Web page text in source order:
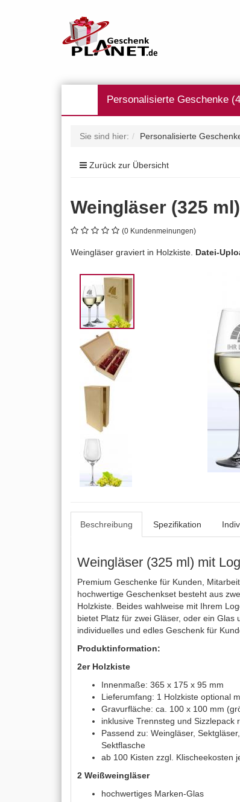
Personalisierte Geschenke
Sie sind hier: Personalisierte
Zurück zur Übersicht
Weingläser (325
(0 Kundenmeinungen)
Weingläser graviert in Holzkiste. Datei-
Beschreibung Spezifikation
Weingläser (325 ml) mit
Premium Geschenke für Kunden,
hochwertige Geschenkset besteht aus
Holzkiste. Beides wahlweise mit Ihrem
bietet Platz für zwei Gläser, oder ein Glas
individuelles und edles Geschenk für
Produktinformation:
2er Holzkiste
Innenmaße: 365 x 175 x 95 mm
Lieferumfang: 1 Holzkiste optional
Gravurfläche: ca. 100 x 100 mm
inklusive Trennsteg und Sizzlepack
Passend zu: Weingläser,
Sektflasche
ab 100 Kisten zzgl. Klischeekosten
2 Weißweingläser
hochwertiges Marken-Glas